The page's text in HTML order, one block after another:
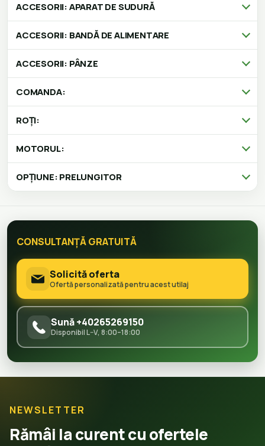
ACCESORII: APARAT DE SUDURĂ
ACCESORII: BANDĂ DE ALIMENTARE
ACCESORII: PÂNZE
COMANDA:
ROȚI:
MOTORUL:
OPȚIUNE: PRELUNGITOR
CONSULTANȚĂ GRATUITĂ
Solicită oferta
Ofertă personalizată pentru acest utilaj
Sună +40265269150
Disponibil L–V, 8:00–18:00
NEWSLETTER
Rămâi la curent cu ofertele